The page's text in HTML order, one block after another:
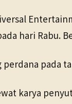
hari Rabu.
pada
karya